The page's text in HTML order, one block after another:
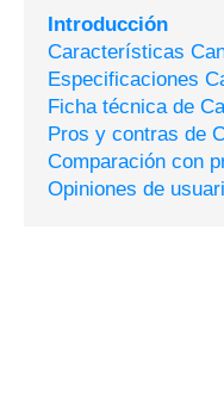
Introducción
Características
Especificaciones
Ficha técnica de
Pros y contras de
Comparación con
Opiniones de